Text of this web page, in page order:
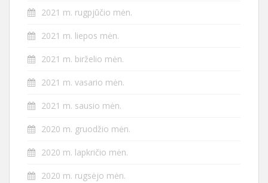
2021 m. rugpjūčio mėn.
2021 m. liepos mėn.
2021 m. birželio mėn.
2021 m. vasario mėn.
2021 m. sausio mėn.
2020 m. gruodžio mėn.
2020 m. lapkričio mėn.
2020 m. rugsėjo mėn.